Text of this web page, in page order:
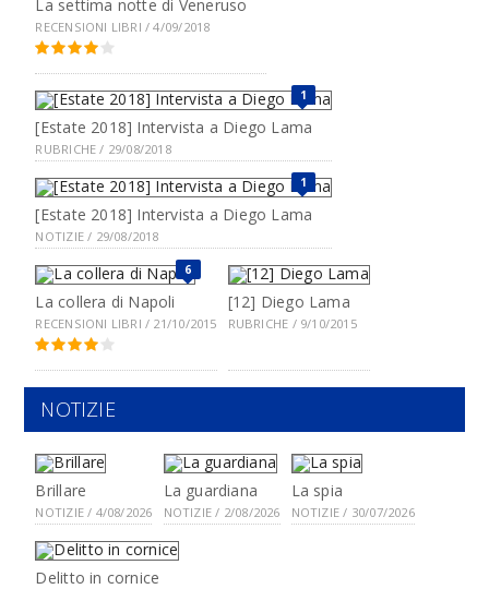
La settima notte di Veneruso
RECENSIONI LIBRI / 4/09/2018
1
[Estate 2018] Intervista a Diego Lama
RUBRICHE / 29/08/2018
1
[Estate 2018] Intervista a Diego Lama
NOTIZIE / 29/08/2018
6
La collera di Napoli
RECENSIONI LIBRI / 21/10/2015
[12] Diego Lama
RUBRICHE / 9/10/2015
NOTIZIE
Brillare
NOTIZIE / 4/08/2026
La guardiana
NOTIZIE / 2/08/2026
La spia
NOTIZIE / 30/07/2026
Delitto in cornice